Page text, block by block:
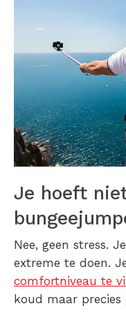
Je hoeft
Nee, geen stress.
extreme te doen.
comfortniveau te
koud maar precies